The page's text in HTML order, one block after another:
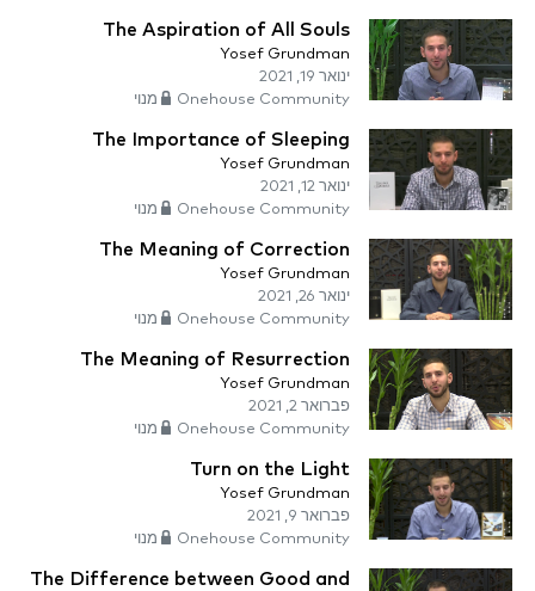
The Aspiration of All Souls
Yosef Grundman
ינואר 19, 2021
Onehouse Community מנוי
The Importance of Sleeping
Yosef Grundman
ינואר 12, 2021
Onehouse Community מנוי
The Meaning of Correction
Yosef Grundman
ינואר 26, 2021
Onehouse Community מנוי
The Meaning of Resurrection
Yosef Grundman
פברואר 2, 2021
Onehouse Community מנוי
Turn on the Light
Yosef Grundman
פברואר 9, 2021
Onehouse Community מנוי
The Difference between Good and